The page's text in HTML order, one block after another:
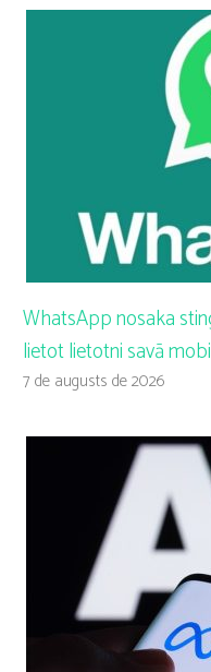
WhatsApp nosaka
lietot lietotni savā
7 de augusts de 2026